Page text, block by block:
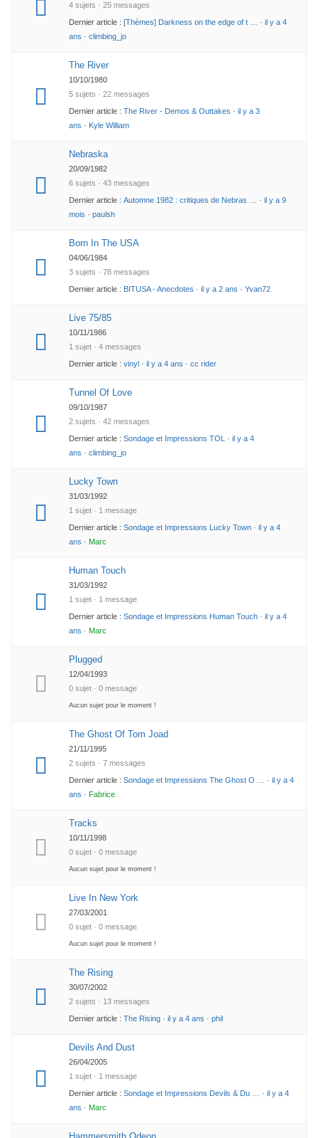
4 sujets · 25 messages
Dernier article : [Thèmes] Darkness on the edge of t … · il y a 4
ans · climbing_jo
The River
10/10/1980
5 sujets · 22 messages
Dernier article : The River - Demos & Outtakes · il y a 3
ans · Kyle William
Nebraska
20/09/1982
6 sujets · 43 messages
Dernier article : Automne 1982 : critiques de Nebras … · il y a 9
mois · paulsh
Born In The USA
04/06/1984
3 sujets · 78 messages
Dernier article : BITUSA - Anecdotes · il y a 2 ans · Yvan72
Live 75/85
10/11/1986
1 sujet · 4 messages
Dernier article : vinyl · il y a 4 ans · cc rider
Tunnel Of Love
09/10/1987
2 sujets · 42 messages
Dernier article : Sondage et Impressions TOL · il y a 4
ans · climbing_jo
Lucky Town
31/03/1992
1 sujet · 1 message
Dernier article : Sondage et Impressions Lucky Town · il y a 4
ans · Marc
Human Touch
31/03/1992
1 sujet · 1 message
Dernier article : Sondage et Impressions Human Touch · il y a 4
ans · Marc
Plugged
12/04/1993
0 sujet · 0 message
Aucun sujet pour le moment !
The Ghost Of Tom Joad
21/11/1995
2 sujets · 7 messages
Dernier article : Sondage et Impressions The Ghost O … · il y a 4
ans · Fabrice
Tracks
10/11/1998
0 sujet · 0 message
Aucun sujet pour le moment !
Live In New York
27/03/2001
0 sujet · 0 message
Aucun sujet pour le moment !
The Rising
30/07/2002
2 sujets · 13 messages
Dernier article : The Rising · il y a 4 ans · phil
Devils And Dust
26/04/2005
1 sujet · 1 message
Dernier article : Sondage et Impressions Devils & Du … · il y a 4
ans · Marc